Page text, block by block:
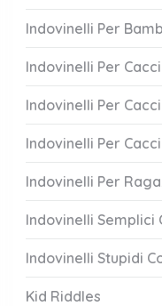
Indovinelli Per
Indovinelli Per
Indovinelli Per
Indovinelli Per
Indovinelli Per
Indovinelli Semplici
Indovinelli Stupidi
Kid Riddles